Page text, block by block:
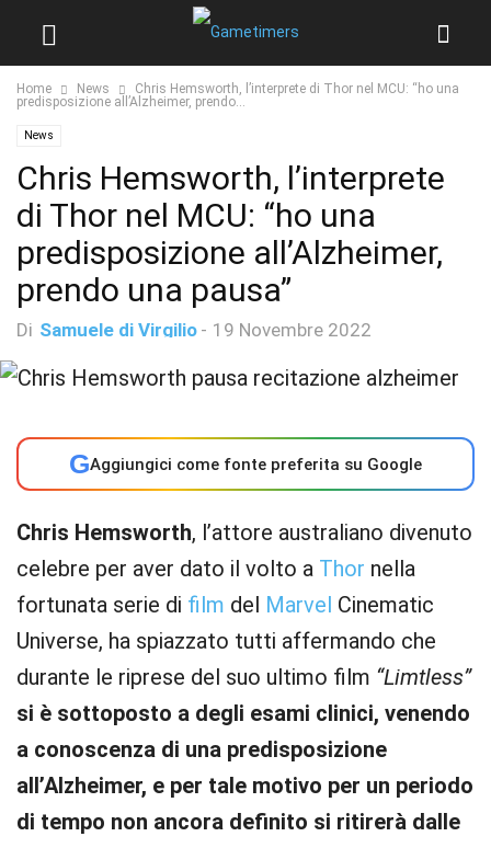
Home News
Chris Hemsworth, l’interprete di Thor nel MCU: “ho una
predisposizione all’Alzheimer, prendo...
News
Chris Hemsworth, l’interprete
di Thor nel MCU: “ho una
predisposizione all’Alzheimer,
prendo una pausa”
Di Samuele di Virgilio - 19 Novembre 2022
GAggiungici come fonte preferita su Google
Chris Hemsworth, l’attore australiano divenuto
celebre per aver dato il volto a Thor nella
fortunata serie di film del Marvel Cinematic
Universe, ha spiazzato tutti affermando che
durante le riprese del suo ultimo film “Limtless”
si è sottoposto a degli esami clinici, venendo
a conoscenza di una predisposizione
all’Alzheimer, e per tale motivo per un periodo
di tempo non ancora definito si ritirerà dalle